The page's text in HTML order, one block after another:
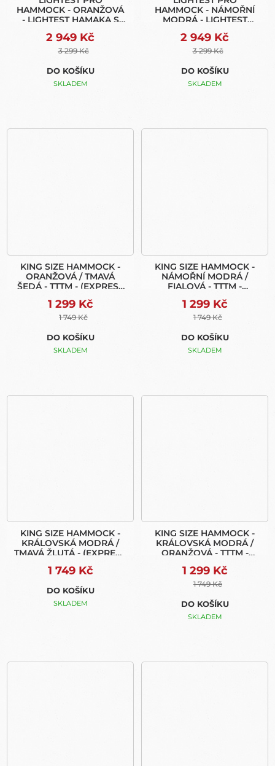
HAMMOCK - ORANŽOVÁ
- LIGHTEST HAMAKA S
BAG)
2 949 Kč
3 299 Kč
DO KOŠÍKU
SKLADEM
HAMMOCK - NÁMOŘNÍ
MODRÁ - LIGHTEST
MOSKYTIEROU (EXPRESS
BAG)
2 949 Kč
3 299 Kč
DO KOŠÍKU
SKLADEM
KING SIZE HAMMOCK -
ORANŽOVÁ / TMAVÁ
ŠEDÁ - TTTM - (EXPRESS
1 299 Kč
1 749 Kč
DO KOŠÍKU
SKLADEM
KING SIZE HAMMOCK -
NÁMOŘNÍ MODRÁ /
FIALOVÁ - TTTM -
1 299 Kč
1 749 Kč
DO KOŠÍKU
SKLADEM
KING SIZE HAMMOCK -
KRÁLOVSKÁ MODRÁ /
TMAVÁ ŽLUTÁ - (EXPRESS
1 749 Kč
DO KOŠÍKU
SKLADEM
KING SIZE HAMMOCK -
KRÁLOVSKÁ MODRÁ /
ORANŽOVÁ - TTTM -
1 299 Kč
1 749 Kč
DO KOŠÍKU
SKLADEM